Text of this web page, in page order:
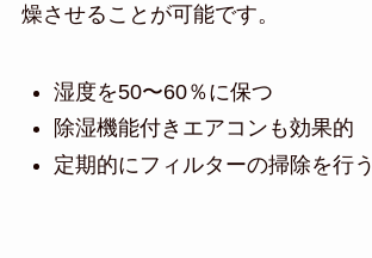
燥させることが可能です。
湿度を50〜60％に保つ
除湿機能付きエアコンも効果的
定期的にフィルターの掃除を行う